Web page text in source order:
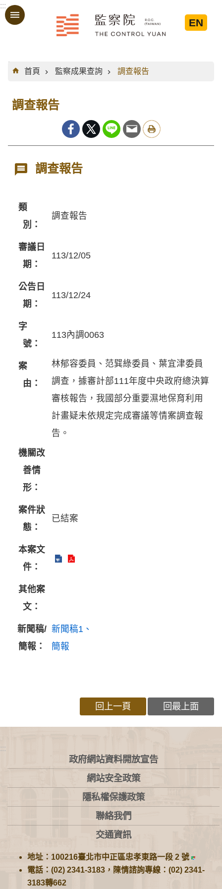
跳到主要內容區塊
:::
EN
:::
首頁
監察成果查詢 調查報告
調查報告
調查報告
類
別：
調查報告
審議日
期：
113/12/05
公告日
期：
113/12/24
字
號：
113內調0063
案
由：
林郁容委員、范巽綠委員、葉宜津委員
調查，據審計部111年度中央政府總決算
審核報告，我國部分重要濕地保育利用
計畫疑未依規定完成審議等情案調查報
告。
機關改
善情
形：
案件狀
態：
已結案
本案文
件：
其他案
文：
新聞稿/
簡報：
新聞稿1
簡報
回上一頁 回最上面
:::
政府網站資料開放宣告
網站安全政策
隱私權保護政策
聯絡我們
交通資訊
地址：100216臺北市中正區忠孝東路一段 2 號
電話：(02) 2341-3183，陳情諮詢專線：(02) 2341-
3183轉662